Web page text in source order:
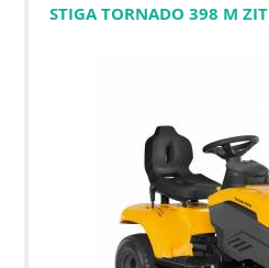
STIGA TORNADO 398 M